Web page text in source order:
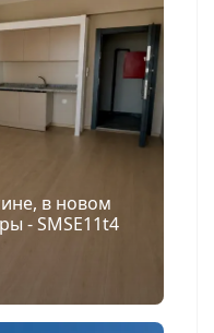
в новом
- SMSE11t4